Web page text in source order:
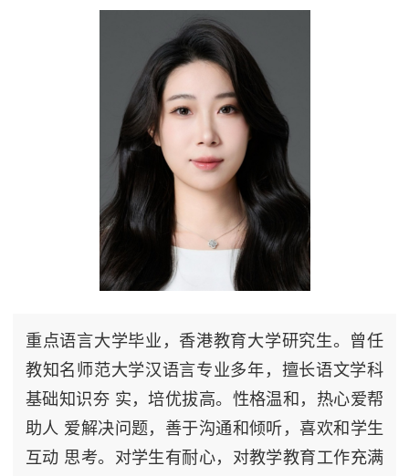
重点语言大学毕业，香港教育大学研究生。曾任
教知名师范大学汉语言专业多年，擅长语文学科
基础知识夯 实，培优拔高。性格温和，热心爱帮
助人 爱解决问题，善于沟通和倾听，喜欢和学生
互动 思考。对学生有耐心，对教学教育工作充满